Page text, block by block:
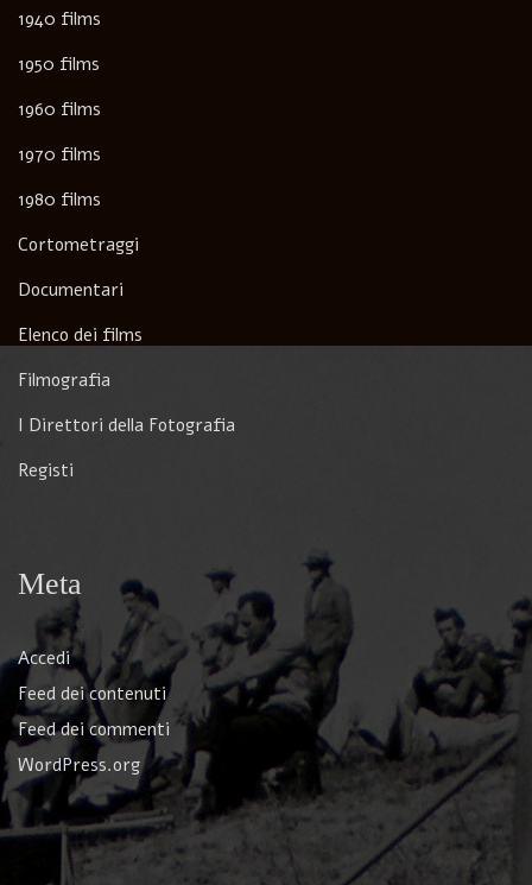
1940 films
1950 films
1960 films
1970 films
1980 films
Cortometraggi
Documentari
Elenco dei films
Filmografia
I Direttori della Fotografia
Registi
Meta
Accedi
Feed dei contenuti
Feed dei commenti
WordPress.org